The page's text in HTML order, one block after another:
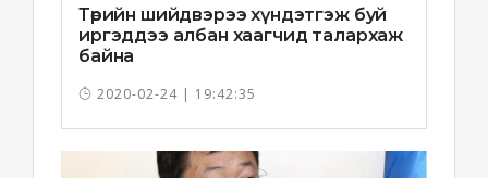
Төрийн шийдвэрээ хүндэтгэж буй
иргэддээ албан хаагчид талархаж
байна
2020-02-24 | 19:42:35